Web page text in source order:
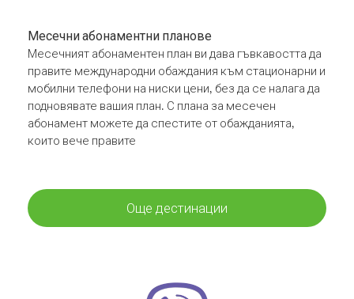
Месечни абонаментни планове
Месечният абонаментен план ви дава гъвкавостта да
правите международни обаждания към стационарни и
мобилни телефони на ниски цени, без да се налага да
подновявате вашия план. С плана за месечен
абонамент можете да спестите от обажданията,
които вече правите
Още дестинации